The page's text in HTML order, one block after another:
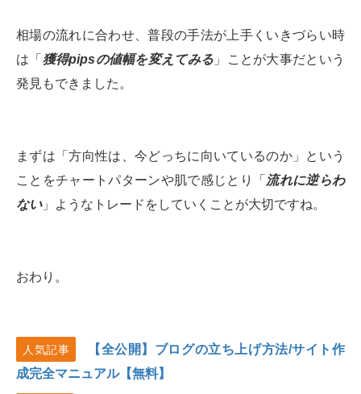
相場の流れに合わせ、普段の手法が上手くいきづらい時
は「 獲得pipsの値幅を変えてみる 」ことが大事だという
発見もできました。
まずは「方向性は、今どっちに向いているのか」という
ことをチャートパターンや肌で感じとり「 流れに逆らわ
ない」ようなトレードをしていくことが大切ですね。
おわり。
人気記事
【全公開】ブログの立ち上げ方法/サイト作
成完全マニュアル【無料】